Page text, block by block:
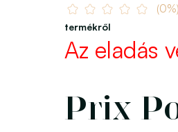
(0%)
termékről
Az eladás
Prix